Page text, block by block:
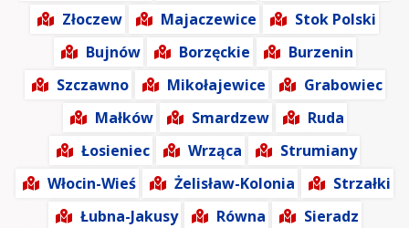
Złoczew
Majaczewice
Stok Polski
Bujnów
Borzęckie
Burzenin
Szczawno
Mikołajewice
Grabowiec
Małków
Smardzew
Ruda
Łosieniec
Wrząca
Strumiany
Włocin-Wieś
Żelisław-Kolonia
Strzałki
Łubna-Jakusy
Równa
Sieradz